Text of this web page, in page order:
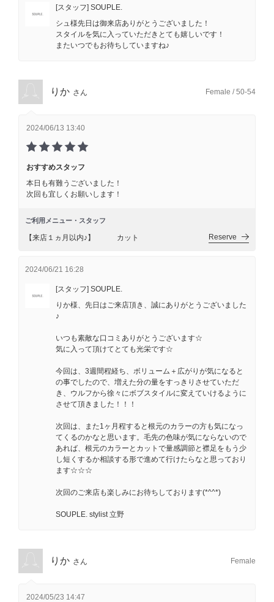
[スタッフ] SOUPLE.
シュ様先日は御来店ありがとうございました！
スタイルを気に入っていただきとても嬉しいです！
またいつでもお待ちしていますね♪
りか さん Female / 50-54
2024/06/13 13:40
おすすめスタッフ
本日も有難うございました！
次回も宜しくお願いします！
ご利用メニュー・スタッフ
【来店１ヵ月以内♪】 カット Reserve
2024/06/21 16:28
[スタッフ] SOUPLE.
りか様、先日はご来店頂き、誠にありがとうございました
♪
いつも素敵な口コミありがとうございます☆
気に入って頂けてとても光栄です☆
今回は、3週間程経ち、ボリューム＋広がりが気になると
の事でしたので、増えた分の量をすっきりさせていただ
き、ウルフから徐々にボブスタイルに変えていけるように
させて頂きました！！！
次回は、また1ヶ月程すると根元のカラーの方も気になっ
てくるのかなと思います。毛先の色味が気にならないので
あれば、根元のカラーとカットで量感調節と襟足をもう少
し短くするか相談する形で進めて行けたらなと思っており
ます☆☆☆
次回のご来店も楽しみにお待ちしております(*^^*)
SOUPLE. stylist 立野
りか さん Female
2024/05/23 14:47